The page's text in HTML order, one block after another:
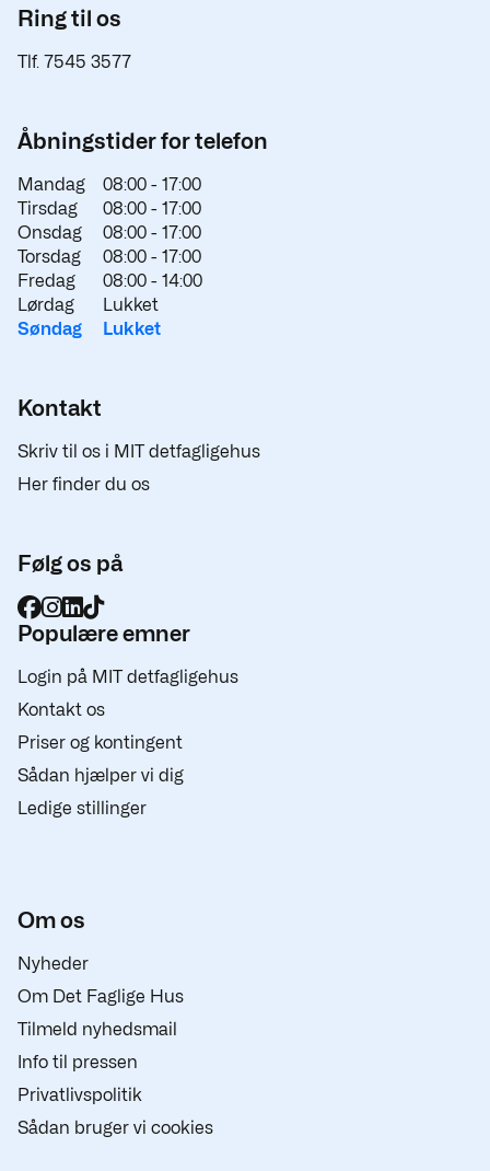
Ring til os
Tlf. 7545 3577
Åbningstider for telefon
Mandag 08:00 - 17:00
Tirsdag
08:00 - 17:00
Onsdag
08:00 - 17:00
Torsdag
08:00 - 17:00
Fredag
08:00 - 14:00
Lørdag
Lukket
Søndag
Lukket
Kontakt
Skriv til os i MIT detfagligehus
Her finder du os
Følg os på
Populære emner
Login på MIT detfagligehus
Kontakt os
Priser og kontingent
Sådan hjælper vi dig
Ledige stillinger
Om os
Nyheder
Om Det Faglige Hus
Tilmeld nyhedsmail
Info til pressen
Privatlivspolitik
Sådan bruger vi cookies